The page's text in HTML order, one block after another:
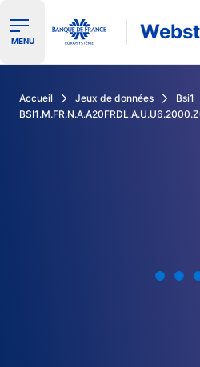
Ouvrir le menu de navigation
MENU
Accueil Jeux de données
Bsi1